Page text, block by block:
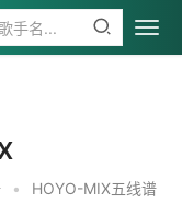
•
HOYO-MIX五线谱